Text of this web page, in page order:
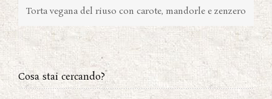
Torta vegana del riuso con carote, mandorle e zenzero
Cosa stai cercando?